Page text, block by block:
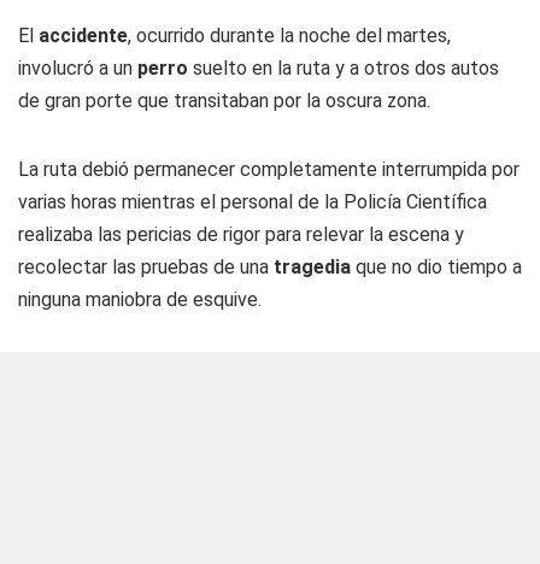
El accidente, ocurrido durante la noche del martes,
involucró a un perro suelto en la ruta y a otros dos autos
de gran porte que transitaban por la oscura zona.
La ruta debió permanecer completamente interrumpida por
varias horas mientras el personal de la Policía Científica
realizaba las pericias de rigor para relevar la escena y
recolectar las pruebas de una tragedia que no dio tiempo a
ninguna maniobra de esquive.